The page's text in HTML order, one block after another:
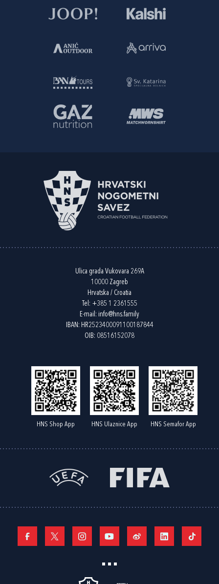
Ulica grada Vukovara 269A
10000 Zagreb
Hrvatska / Croatia
Tel: +385 1 2361555
E-mail: info@hns.family
IBAN: HR2523400091100187844
OIB: 08516152078
HNS Shop App HNS Ulaznice App HNS Semafor App